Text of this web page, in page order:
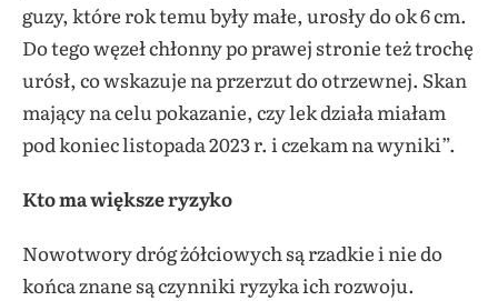
guzy, które rok temu były małe, urosły do ok 6 cm.
Do tego węzeł chłonny po prawej stronie też trochę
urósł, co wskazuje na przerzut do otrzewnej. Skan
mający na celu pokazanie, czy lek działa miałam
pod koniec listopada 2023 r. i czekam na wyniki”.
Kto ma większe ryzyko
Nowotwory dróg żółciowych są rzadkie i nie do
końca znane są czynniki ryzyka ich rozwoju.